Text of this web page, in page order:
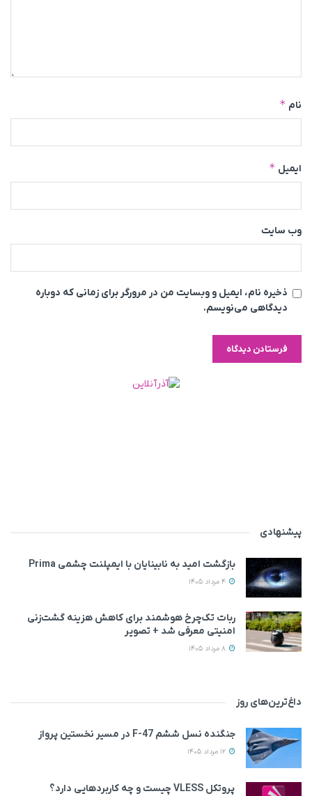
نام *
ایمیل *
وب‌ سایت
ذخیره نام، ایمیل و وبسایت من در مرورگر برای زمانی که دوباره
دیدگاهی می‌نویسم.
پیشنهادی
بازگشت امید به نابینایان با ایمپلنت چشمی Prima
ربات تک‌چرخ هوشمند برای کاهش هزینه گشت‌زنی
امنیتی معرفی شد + تصویر
داغ‌ترین‌های روز
جنگنده نسل ششم F-47 در مسیر نخستین پرواز
پروتکل VLESS چیست و چه کاربردهایی دارد؟